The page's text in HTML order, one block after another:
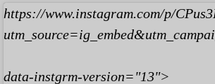
https://www.instagram.com/p/
data-instgrm-version="13">